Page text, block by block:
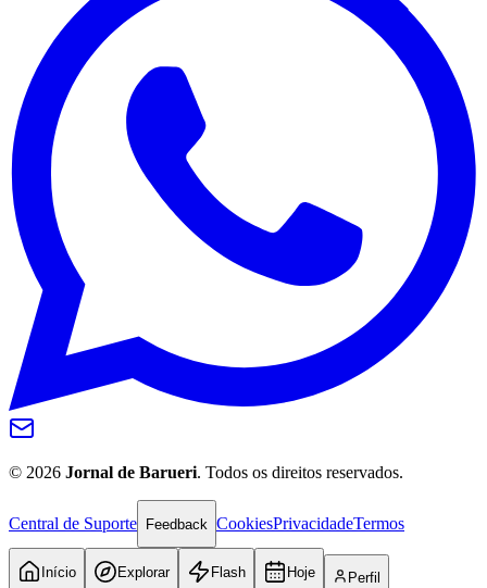
Grêmio
© 2026 Jornal de Barueri. Todos os direitos reservados.
Central de Suporte Feedback CookiesPrivacidadeTermos
Início Explorar Flash Hoje Perfil